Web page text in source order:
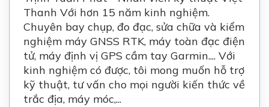
Thanh Với hơn 15 năm kinh nghiệm.
Chuyên bay chụp, đo đạc, sửa chữa và kiểm
nghiệm máy GNSS RTK, máy toàn đạc điện
tử, máy định vị GPS cầm tay Garmin.... Với
kinh nghiệm có được, tôi mong muốn hỗ trợ
kỹ thuật, tư vấn cho mọi người kiến thức về
trắc địa, máy móc,...